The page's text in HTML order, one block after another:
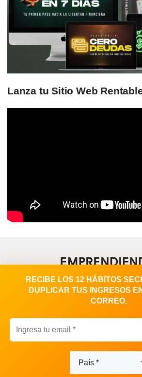
RECIBE LOS 12 HÁBITOS
DUPLICAR TUS INGRESOS
CORREO.
Lanza tu Sitio Web